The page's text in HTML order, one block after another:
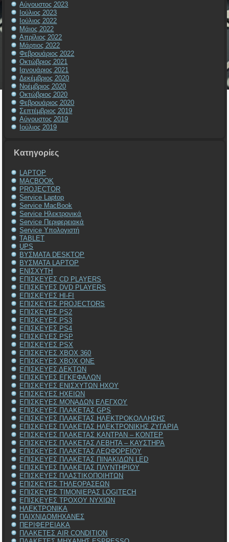
Αύγουστος 2023
Ιούλιος 2023
Ιούλιος 2022
Μάιος 2022
Απρίλιος 2022
Μάρτιος 2022
Φεβρουάριος 2022
Οκτώβριος 2021
Ιανουάριος 2021
Δεκέμβριος 2020
Νοέμβριος 2020
Οκτώβριος 2020
Φεβρουάριος 2020
Σεπτέμβριος 2019
Αύγουστος 2019
Ιούλιος 2019
Kατηγορίες
LAPTOP
MACBOOK
PROJECTOR
Service Laptop
Service MacBook
Service Ηλεκτρονικά
Service Περιφερειακά
Service Υπολογιστή
TABLET
UPS
ΒΥΣΜΑΤΑ DESKTOP
ΒΥΣΜΑΤΑ LAPTOP
ΕΝΙΣΧΥΤΗ
ΕΠΙΣΚΕΥΕΣ CD PLAYERS
ΕΠΙΣΚΕΥΕΣ DVD PLAYERS
ΕΠΙΣΚΕΥΕΣ HI-FI
ΕΠΙΣΚΕΥΕΣ PROJECTORS
ΕΠΙΣΚΕΥΕΣ PS2
ΕΠΙΣΚΕΥΕΣ PS3
ΕΠΙΣΚΕΥΕΣ PS4
ΕΠΙΣΚΕΥΕΣ PSP
ΕΠΙΣΚΕΥΕΣ PSX
ΕΠΙΣΚΕΥΕΣ XBOX 360
ΕΠΙΣΚΕΥΕΣ XBOX ONE
ΕΠΙΣΚΕΥΕΣ ΔΕΚΤΩΝ
ΕΠΙΣΚΕΥΕΣ ΕΓΚΕΦΑΛΩΝ
ΕΠΙΣΚΕΥΕΣ ΕΝΙΣΧΥΤΩΝ ΗΧΟΥ
ΕΠΙΣΚΕΥΕΣ ΗΧΕΙΩΝ
ΕΠΙΣΚΕΥΕΣ ΜΟΝΑΔΩΝ ΕΛΕΓΧΟΥ
ΕΠΙΣΚΕΥΕΣ ΠΛΑΚΕΤΑΣ GPS
ΕΠΙΣΚΕΥΕΣ ΠΛΑΚΕΤΑΣ ΗΛΕΚΤΡΟΚΟΛΛΗΣΗΣ
ΕΠΙΣΚΕΥΕΣ ΠΛΑΚΕΤΑΣ ΗΛΕΚΤΡΟΝΙΚΗΣ ΖΥΓΑΡΙΑ
ΕΠΙΣΚΕΥΕΣ ΠΛΑΚΕΤΑΣ ΚΑΝΤΡΑΝ – ΚΟΝΤΕΡ
ΕΠΙΣΚΕΥΕΣ ΠΛΑΚΕΤΑΣ ΛΕΒΗΤΑ – ΚΑΥΣΤΗΡΑ
ΕΠΙΣΚΕΥΕΣ ΠΛΑΚΕΤΑΣ ΛΕΩΦΟΡΕΙΟΥ
ΕΠΙΣΚΕΥΕΣ ΠΛΑΚΕΤΑΣ ΠΙΝΑΚΙΔΩΝ LED
ΕΠΙΣΚΕΥΕΣ ΠΛΑΚΕΤΑΣ ΠΛΥΝΤΗΡΙΟΥ
ΕΠΙΣΚΕΥΕΣ ΠΛΑΣΤΙΚΟΠΟΙΗΤΩΝ
ΕΠΙΣΚΕΥΕΣ ΤΗΛΕΟΡΑΣΕΩΝ
ΕΠΙΣΚΕΥΕΣ ΤΙΜΟΝΙΕΡΑΣ LOGITECH
ΕΠΙΣΚΕΥΕΣ ΤΡΟΧΟΥ ΝΥΧΙΩΝ
ΗΛΕΚΤΡΟΝΙΚΑ
ΠΑΙΧΝΙΔΟΜΗΧΑΝΕΣ
ΠΕΡΙΦΕΡΕΙΑΚΑ
ΠΛΑΚΕΤΕΣ AIR CONDITION